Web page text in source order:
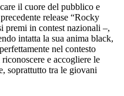
il cuore del pubblico e
release “Rocky
premi in contest nazionali –,
intatta la sua anima black,
nel contesto
e accogliere le
soprattutto tra le giovani